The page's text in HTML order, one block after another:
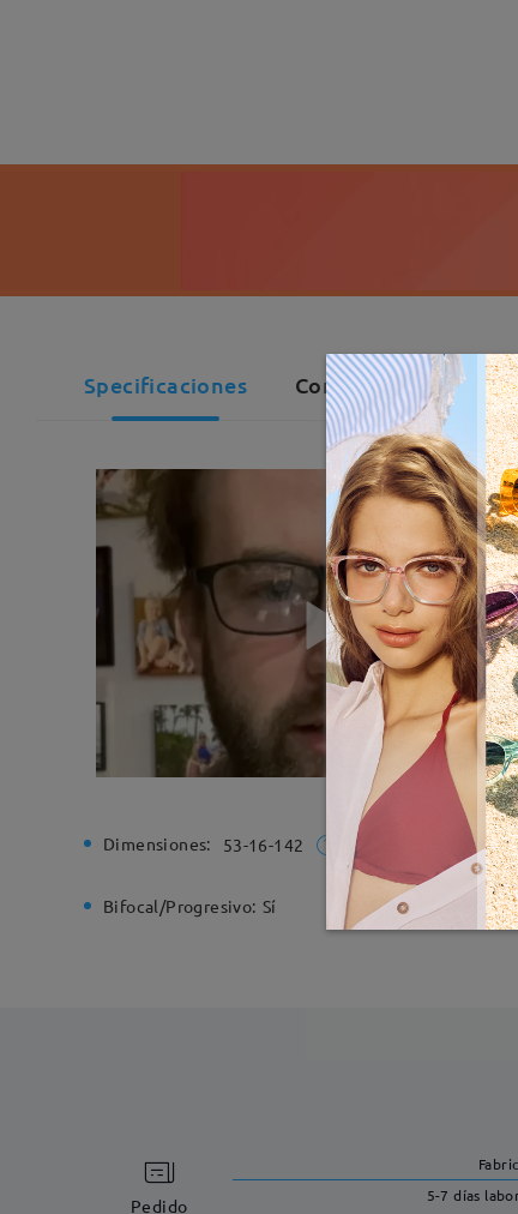
Specificaciones Comentarios de
Dimensiones: 53-16-142
Bifocal/Progresivo: Sí
Pedido
5-7 días